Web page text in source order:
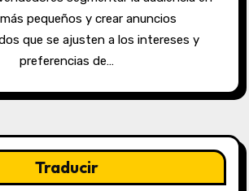
pequeños y crear anuncios
que se ajusten a los intereses y
preferencias de…
Traducir